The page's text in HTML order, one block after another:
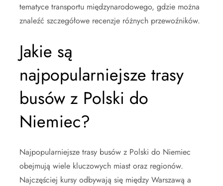
tematyce transportu międzynarodowego, gdzie można
znaleźć szczegółowe recenzje różnych przewoźników.
Jakie są
najpopularniejsze trasy
busów z Polski do
Niemiec?
Najpopularniejsze trasy busów z Polski do Niemiec
obejmują wiele kluczowych miast oraz regionów.
Najczęściej kursy odbywają się między Warszawą a